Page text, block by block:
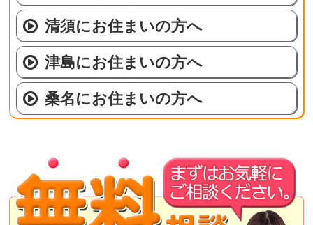
清須にお住まいの方へ
津島にお住まいの方へ
桑名にお住まいの方へ